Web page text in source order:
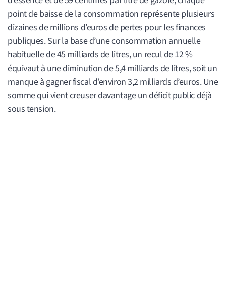
point de baisse de la consommation représente plusieurs
dizaines de millions d’euros de pertes pour les finances
publiques. Sur la base d’une consommation annuelle
habituelle de 45 milliards de litres, un recul de 12 %
équivaut à une diminution de 5,4 milliards de litres, soit un
manque à gagner fiscal d’environ 3,2 milliards d’euros. Une
somme qui vient creuser davantage un déficit public déjà
sous tension.